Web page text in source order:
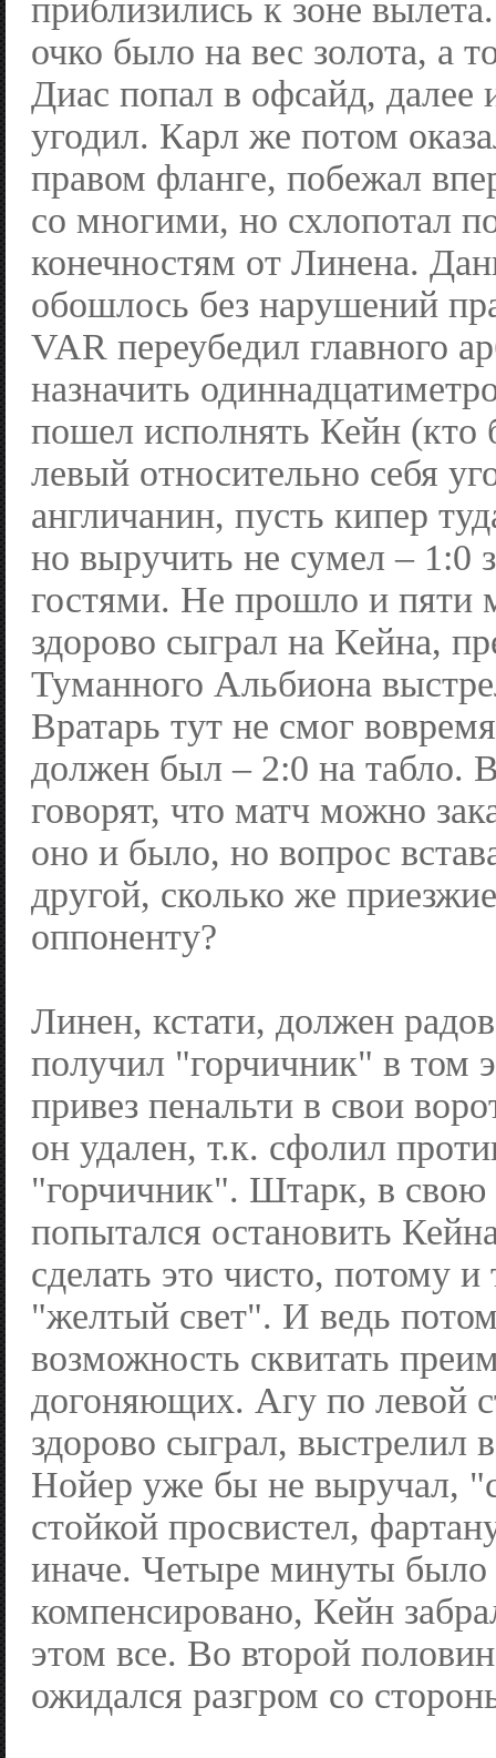
приблизились к зоне
очко было на вес золота, а
Диас попал в офсайд, далее
угодил. Карл же потом
правом фланге, побежал
со многими, но схлопотал
конечностям от Линена.
обошлось без нарушений
VAR переубедил главного
назначить
пошел исполнять Кейн
левый относительно себя
англичанин, пусть кипер
но выручить не сумел – 1:0
гостями. Не прошло и пяти
здорово сыграл на Кейна,
Туманного Альбиона
Вратарь тут не смог
должен был – 2:0 на табло.
говорят, что матч можно
оно и было, но вопрос
другой, сколько же
оппоненту?
Линен, кстати, должен
получил "горчичник" в том
привез пенальти в свои
он удален, т.к. сфолил
"горчичник". Штарк, в свою
попытался остановить
сделать это чисто, потому
"желтый свет". И ведь
возможность сквитать
догоняющих. Агу по левой
здорово сыграл, выстрелил
Нойер уже бы не выручал,
стойкой просвистел,
иначе. Четыре минуты было
компенсировано, Кейн
этом все. Во второй
ожидался разгром со